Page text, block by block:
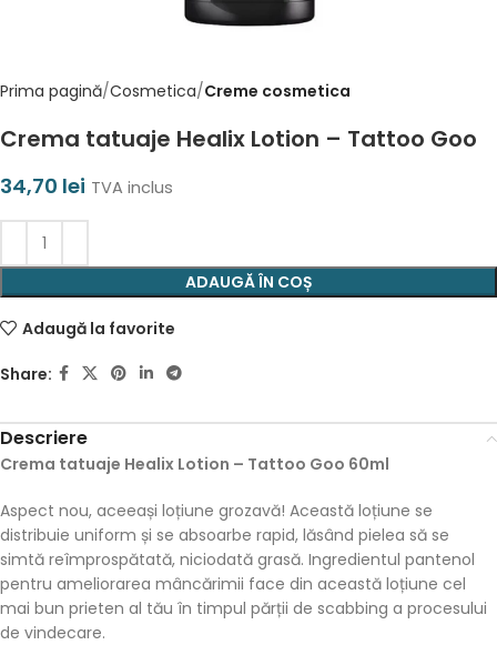
Prima pagină Cosmetica Creme cosmetica
Crema tatuaje Healix Lotion – Tattoo Goo
34,70 lei TVA inclus
ADAUGĂ ÎN COȘ
Adaugă la favorite
Share:
Descriere
Crema tatuaje Healix Lotion – Tattoo Goo 60ml
Aspect nou, aceeași loțiune grozavă! Această loțiune se
distribuie uniform și se absoarbe rapid, lăsând pielea să se
simtă reîmprospătată, niciodată grasă. Ingredientul pantenol
pentru ameliorarea mâncărimii face din această loțiune cel
mai bun prieten al tău în timpul părții de scabbing a procesului
de vindecare.